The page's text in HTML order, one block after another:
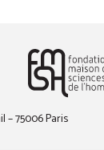
– 75006 Paris